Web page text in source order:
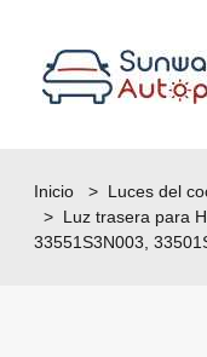
Inicio >Luces del
> Luz trasera para
33551S3N003,